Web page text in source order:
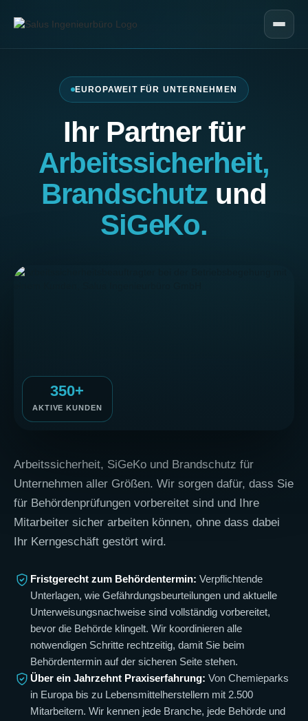
EUROPAWEIT FÜR UNTERNEHMEN
Ihr Partner für
Arbeits­sicherheit,
Brandschutz und
SiGeKo.
Arbeitssicherheit, SiGeKo und Brandschutz für
Unternehmen aller Größen. Wir sorgen dafür, dass Sie
für Behördenprüfungen vorbereitet sind und Ihre
Mitarbeiter sicher arbeiten können, ohne dass dabei
Ihr Kerngeschäft gestört wird.
Fristgerecht zum Behördentermin: Verpflichtende
Unterlagen, wie Gefährdungsbeurteilungen und aktuelle
Unterweisungsnachweise sind vollständig vorbereitet,
bevor die Behörde klingelt. Wir koordinieren alle
notwendigen Schritte rechtzeitig, damit Sie beim
Behördentermin auf der sicheren Seite stehen.
Über ein Jahrzehnt Praxiserfahrung: Von Chemieparks
in Europa bis zu Lebensmittelherstellern mit 2.500
Mitarbeitern. Wir kennen jede Branche, jede Behörde und
350+
AKTIVE KUNDEN